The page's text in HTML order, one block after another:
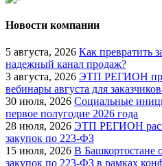
Новости компании
5 августа, 2026 Как превратить
надежный канал продаж?
3 августа, 2026 ЭТП РЕГИОН
вебинары августа для
30 июля, 2026 Социальные
первое полугодие 2026 года
28 июля, 2026 ЭТП РЕГИОН
закупок по 223-ФЗ
15 июля, 2026 В Башкортостане
закупок по 223-ФЗ в рамках